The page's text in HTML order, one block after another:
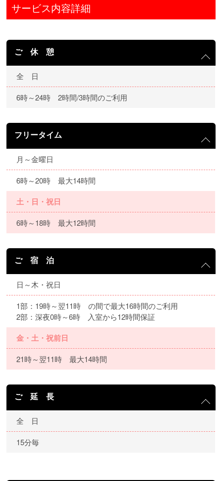
サービス内容詳細
ご 休 憩
全 日
6時～24時 2時間/3時間のご利用
フリータイム
月～金曜日
6時～20時 最大14時間
土・日・祝日
6時～18時 最大12時間
ご 宿 泊
日～木・祝日
1部：19時～翌11時 の間で最大16時間のご利用
2部：深夜0時～6時 入室から12時間保証
金・土・祝前日
21時～翌11時 最大14時間
ご 延 長
全 日
15分毎